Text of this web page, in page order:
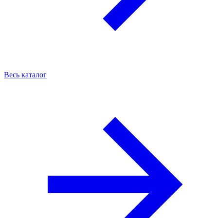
Весь каталог